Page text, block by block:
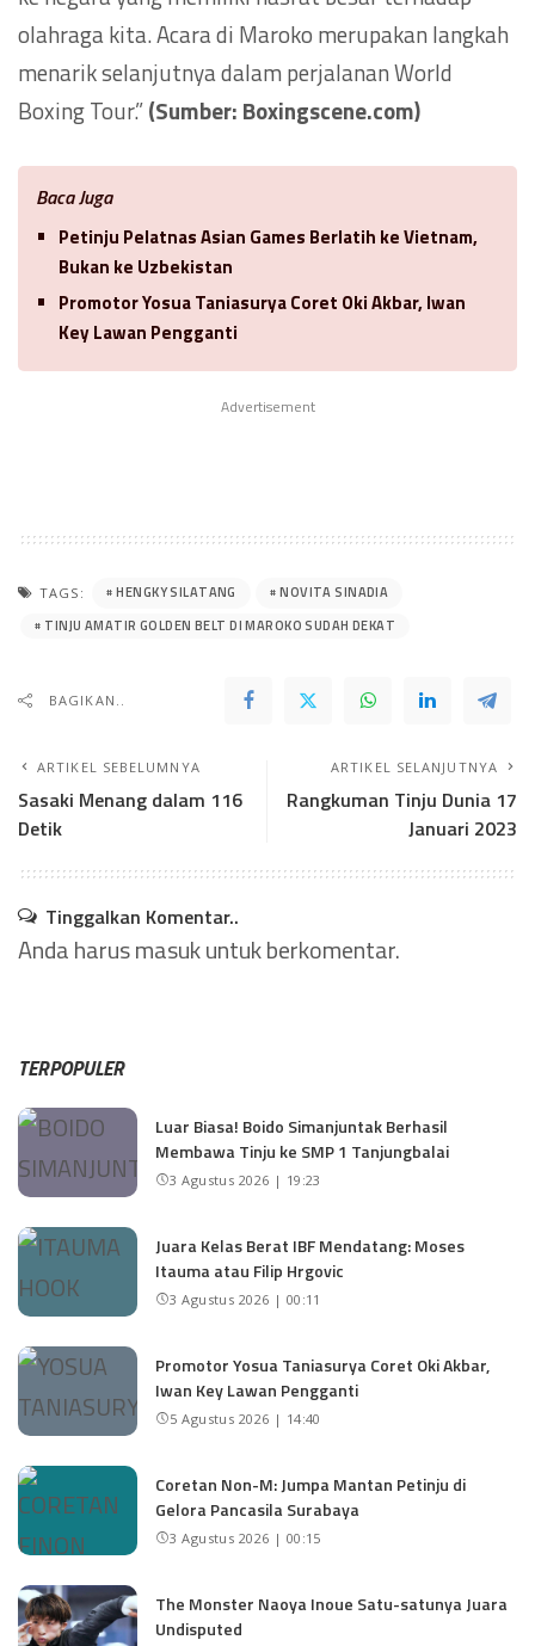
olahraga kita. Acara di Maroko merupakan langkah
menarik selanjutnya dalam perjalanan World
Boxing Tour.”(Sumber: Boxingscene.com)
Baca Juga
Petinju Pelatnas Asian Games Berlatih ke Vietnam,
Bukan ke Uzbekistan
Promotor Yosua Taniasurya Coret Oki Akbar, Iwan
Key Lawan Pengganti
Advertisement
TAGS: HENGKY SILATANG
NOVITA SINADIA
TINJU AMATIR GOLDEN BELT DI MAROKO SUDAH DEKAT
BAGIKAN..
ARTIKEL SEBELUMNYA
Sasaki Menang dalam 116
Detik
ARTIKEL SELANJUTNYA
Rangkuman Tinju Dunia 17
Januari 2023
Tinggalkan Komentar..
Anda harusmasukuntuk berkomentar.
TERPOPULER
Luar Biasa! Boido Simanjuntak Berhasil
Membawa Tinju ke SMP 1 Tanjungbalai
3 Agustus 2026 | 19:23
Juara Kelas Berat IBF Mendatang: Moses
Itauma atau Filip Hrgovic
3 Agustus 2026 | 00:11
Promotor Yosua Taniasurya Coret Oki Akbar,
Iwan Key Lawan Pengganti
5 Agustus 2026 | 14:40
Coretan Non-M: Jumpa Mantan Petinju di
Gelora Pancasila Surabaya
3 Agustus 2026 | 00:15
The Monster Naoya Inoue Satu-satunya Juara
Undisputed